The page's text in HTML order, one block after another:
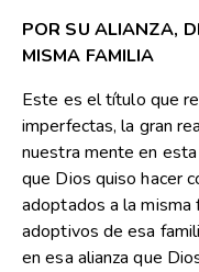
POR SU ALIANZA,
MISMA FAMILIA
Este es el título que
imperfectas, la gran
nuestra mente en esta
que Dios quiso hacer
adoptados a la misma
adoptivos de esa
en esa alianza que